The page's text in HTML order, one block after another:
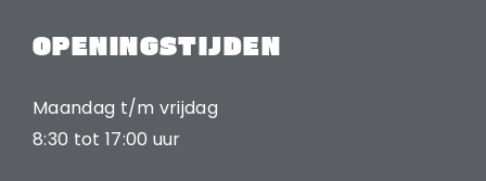
OPENINGSTIJDEN
Maandag t/m vrijdag
8:30 tot 17:00 uur